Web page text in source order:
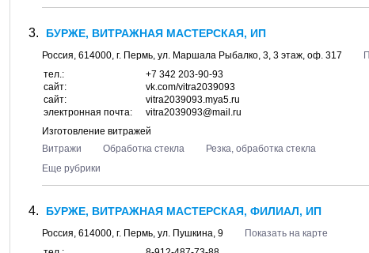
БУРЖЕ, ВИТРАЖНАЯ МАСТЕРСКАЯ, ИП
Россия, 614000, г. Пермь, ул. Маршала Рыбалко, 3, 3 этаж, оф. 317
тел.:
+7 342 203-90-93
сайт:
vk.com/vitra2039093
сайт:
vitra2039093.mya5.ru
электронная почта:
vitra2039093@mail.ru
Изготовление витражей
Витражи
Обработка стекла
Резка, обработка стекла
Еще рубрики
БУРЖЕ, ВИТРАЖНАЯ МАСТЕРСКАЯ, ФИЛИАЛ, ИП
Россия, 614000, г. Пермь, ул. Пушкина, 9
Показать на карте